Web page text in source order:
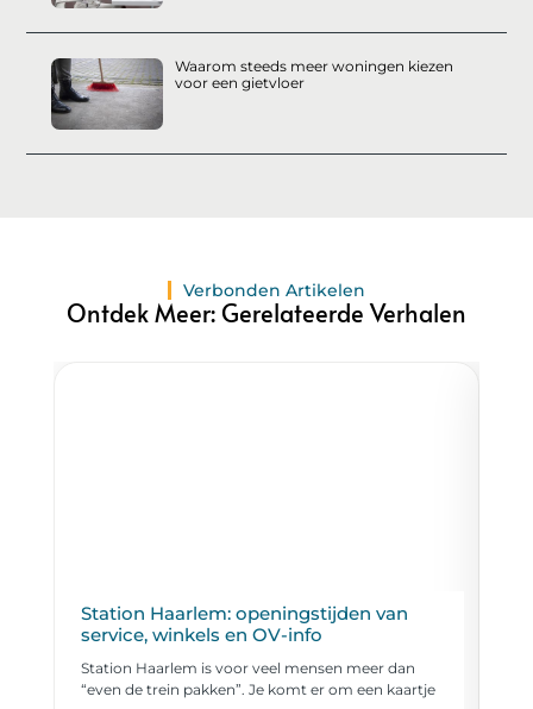
Waarom steeds meer woningen kiezen
voor een gietvloer
Verbonden Artikelen
Ontdek Meer: Gerelateerde Verhalen
Station Haarlem: openingstijden van
service, winkels en OV-info
Station Haarlem is voor veel mensen meer dan
“even de trein pakken”. Je komt er om een kaartje